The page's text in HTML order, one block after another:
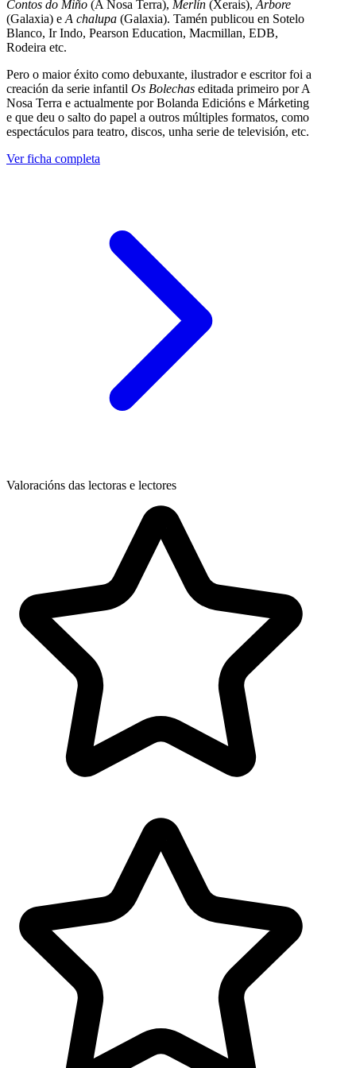
Contos do Miño (A Nosa Terra), Merlín (Xerais), Árbore
(Galaxia) e A chalupa (Galaxia). Tamén publicou en Sotelo
Blanco, Ir Indo, Pearson Education, Macmillan, EDB,
Rodeira etc.
Pero o maior éxito como debuxante, ilustrador e escritor foi a
creación da serie infantil Os Bolechas editada primeiro por A
Nosa Terra e actualmente por Bolanda Edicións e Márketing
e que deu o salto do papel a outros múltiples formatos, como
espectáculos para teatro, discos, unha serie de televisión, etc.
Ver ficha completa
Valoracións das lectoras e lectores